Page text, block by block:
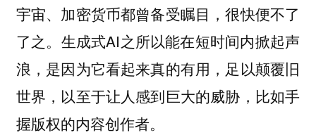
宇宙、加密货币都曾备受瞩目，很快便不了
了之。生成式AI之所以能在短时间内掀起声
浪，是因为它看起来真的有用，足以颠覆旧
世界，以至于让人感到巨大的威胁，比如手
握版权的内容创作者。